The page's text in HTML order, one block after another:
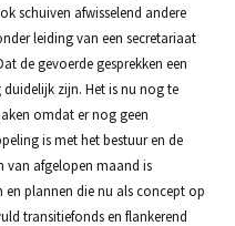
schuiven afwisselend andere
leiding van een secretariaat
de gevoerde gesprekken een
zijn. Het is nu nog te
omdat er nog geen
is met het bestuur en de
van afgelopen maand is
plannen die nu als concept op
transitiefonds en flankerend